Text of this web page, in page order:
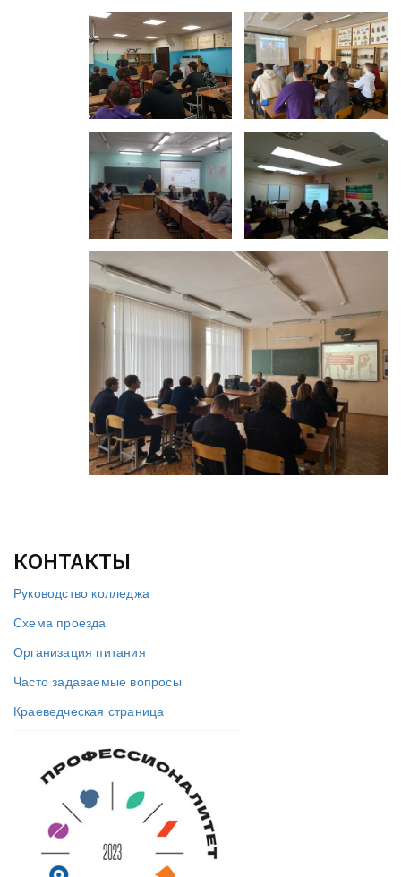
КОНТАКТЫ
Руководство колледжа
Схема проезда
Организация питания
Часто задаваемые вопросы
Краеведческая страница